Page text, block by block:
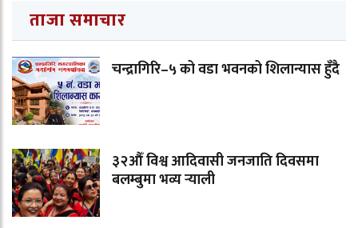
ताजा समाचार
चन्द्रागिरि–५ को वडा भवनको शिलान्यास हुँदै
३२औँ विश्व आदिवासी जनजाति दिवसमा
बलम्बुमा भव्य र्‍याली